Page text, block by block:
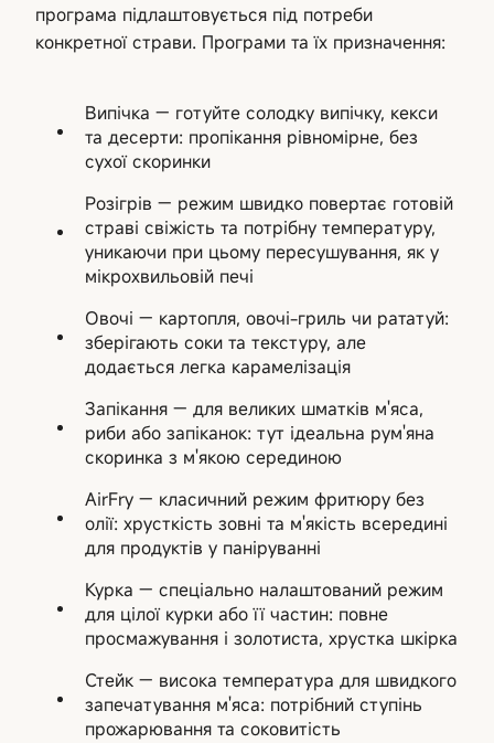
програма підлаштовується під потреби
конкретної страви. Програми та їх призначення:
Випічка — готуйте солодку випічку, кекси
та десерти: пропікання рівномірне, без
сухої скоринки
Розігрів — режим швидко повертає готовій
страві свіжість та потрібну температуру,
уникаючи при цьому пересушування, як у
мікрохвильовій печі
Овочі — картопля, овочі-гриль чи рататуй:
зберігають соки та текстуру, але
додається легка карамелізація
Запікання — для великих шматків м'яса,
риби або запіканок: тут ідеальна рум'яна
скоринка з м'якою серединою
AirFry — класичний режим фритюру без
олії: хрусткість зовні та м'якість всередині
для продуктів у паніруванні
Курка — спеціально налаштований режим
для цілої курки або її частин: повне
просмажування і золотиста, хрустка шкірка
Стейк — висока температура для швидкого
запечатування м'яса: потрібний ступінь
прожарювання та соковитість